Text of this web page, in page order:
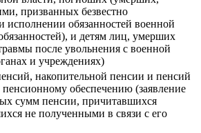
призванных безвестно
исполнении обязанностей военной
и детям лиц, умерших
после увольнения с военной
и учреждениях)
накопительной пенсии и пенсий
пенсионному обеспечению (заявление
сумм пенсии, причитавшихся
не полученными в связи с его